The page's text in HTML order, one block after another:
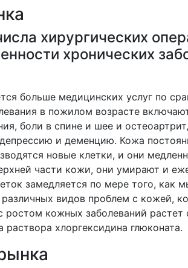
хирургических
хронических
больше медицинских услуг по
в пожилом возрасте
боли в спине и шее и
депрессию и деменцию. Кожа
новые клетки, и они
части кожи, они умирают и
замедляется по мере того, как
видов проблем с кожей,
ростом кожных заболеваний растет
хлоргексидина глюконата.